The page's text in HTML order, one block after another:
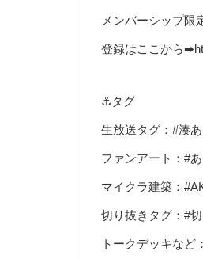
メンバーシップ限
登録はここから
⚓タグ
生放送タグ：#湊
ファンアート：#
マイクラ建築：
切り抜きタグ：#
トークデッキなど